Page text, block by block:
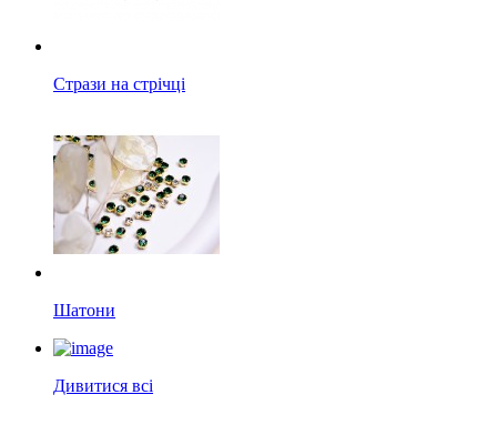
Стрази на стрічці
Шатони
Дивитися всі